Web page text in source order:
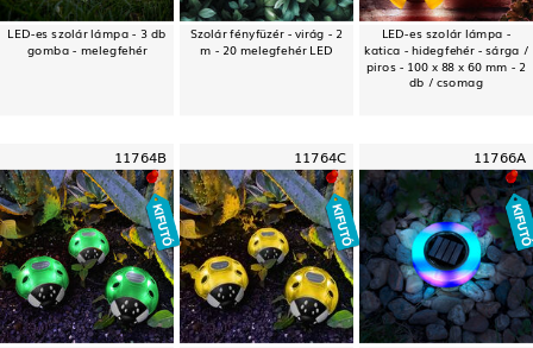
LED-es szolár lámpa - 3 db
gomba - melegfehér
Szolár fényfüzér - virág - 2
m - 20 melegfehér LED
LED-es szolár lámpa -
katica - hidegfehér - sárga /
piros - 100 x 88 x 60 mm - 2
db / csomag
11764B 11764C 11766A